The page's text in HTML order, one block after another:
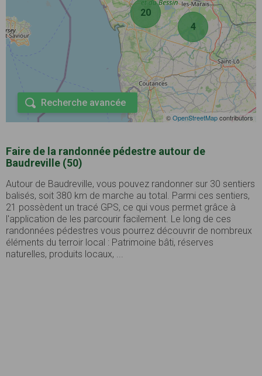
4
20
©OpenStreetMapcontributors
Recherche avancée
Faire de la randonnée pédestre autour de
Baudreville (50)
Autour de Baudreville, vous pouvez randonner sur 30 sentiers
balisés, soit 380 km de marche au total. Parmi ces sentiers,
21 possèdent un tracé GPS, ce qui vous permet grâce à
l'application de les parcourir facilement. Le long de ces
randonnées pédestres vous pourrez découvrir de nombreux
éléments du terroir local : Patrimoine bâti, réserves
naturelles, produits locaux, ...